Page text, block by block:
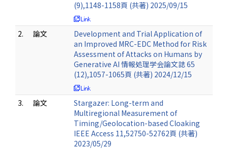
(9),1148-1158頁 (共著) 2025/09/15
2. 論文
Development and Trial Application of
an Improved MRC-EDC Method for Risk
Assessment of Attacks on Humans by
Generative AI 情報処理学会論文誌 65
(12),1057-1065頁 (共著) 2024/12/15
3. 論文
Stargazer: Long-term and
Multiregional Measurement of
Timing/Geolocation-based Cloaking
IEEE Access 11,52750-52762頁 (共著)
2023/05/29